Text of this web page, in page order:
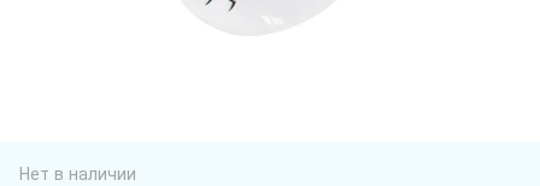
Нет в наличии